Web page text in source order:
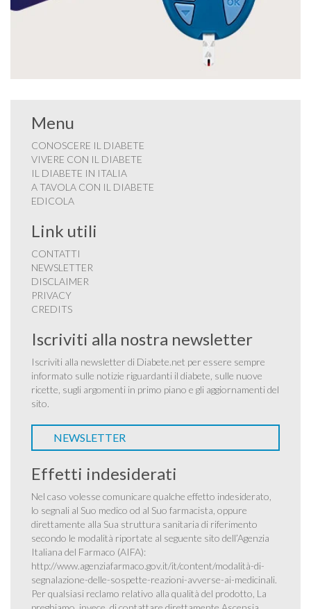
Menu
CONOSCERE IL DIABETE
VIVERE CON IL DIABETE
IL DIABETE IN ITALIA
A TAVOLA CON IL DIABETE
EDICOLA
Link utili
CONTATTI
NEWSLETTER
DISCLAIMER
PRIVACY
CREDITS
Iscriviti alla nostra newsletter
Iscriviti alla newsletter di Diabete.net per essere sempre
informato sulle notizie riguardanti il diabete, sulle nuove
ricette, sugli argomenti in primo piano e gli aggiornamenti del
sito.
NEWSLETTER
Effetti indesiderati
Nel caso volesse comunicare qualche effetto indesiderato,
lo segnali al Suo medico od al Suo farmacista, oppure
direttamente alla Sua struttura sanitaria di riferimento
secondo le modalità riportate al seguente sito dell’Agenzia
Italiana del Farmaco (AIFA):
http://www.agenziafarmaco.gov.it/it/content/modalità-di-
segnalazione-delle-sospette-reazioni-avverse-ai-medicinali.
Per qualsiasi reclamo relativo alla qualità del prodotto, La